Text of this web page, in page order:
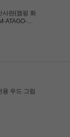
사판(캠핑 화
ATAGO-
용 우드 그립